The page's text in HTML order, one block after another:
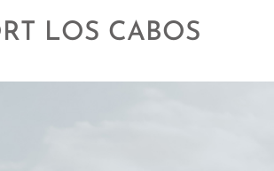
LOS CABOS